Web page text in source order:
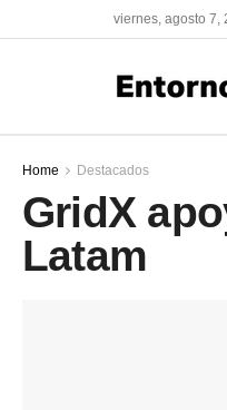
viernes, agosto 7,
Home Destacados
GridX
Latam